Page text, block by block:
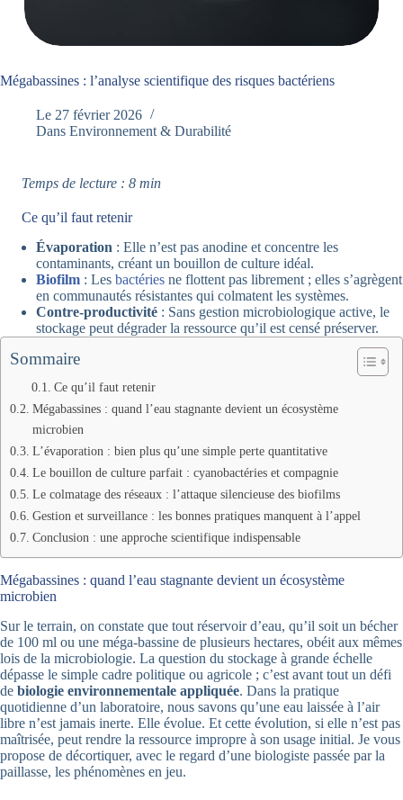
Mégabassines : l’analyse scientifique des risques bactériens
Le 27 février 2026
Dans Environnement & Durabilité
Temps de lecture : 8 min
Ce qu’il faut retenir
Évaporation : Elle n’est pas anodine et concentre les
contaminants, créant un bouillon de culture idéal.
Biofilm : Les bactéries ne flottent pas librement ; elles s’agrègent
en communautés résistantes qui colmatent les systèmes.
Contre-productivité : Sans gestion microbiologique active, le
stockage peut dégrader la ressource qu’il est censé préserver.
Sommaire
Ce qu’il faut retenir
Mégabassines : quand l’eau stagnante devient un écosystème
microbien
L’évaporation : bien plus qu’une simple perte quantitative
Le bouillon de culture parfait : cyanobactéries et compagnie
Le colmatage des réseaux : l’attaque silencieuse des biofilms
Gestion et surveillance : les bonnes pratiques manquent à l’appel
Conclusion : une approche scientifique indispensable
Mégabassines : quand l’eau stagnante devient un écosystème
microbien
Sur le terrain, on constate que tout réservoir d’eau, qu’il soit un bécher
de 100 ml ou une méga-bassine de plusieurs hectares, obéit aux mêmes
lois de la microbiologie. La question du stockage à grande échelle
dépasse le simple cadre politique ou agricole ; c’est avant tout un défi
de biologie environnementale appliquée. Dans la pratique
quotidienne d’un laboratoire, nous savons qu’une eau laissée à l’air
libre n’est jamais inerte. Elle évolue. Et cette évolution, si elle n’est pas
maîtrisée, peut rendre la ressource impropre à son usage initial. Je vous
propose de décortiquer, avec le regard d’une biologiste passée par la
paillasse, les phénomènes en jeu.